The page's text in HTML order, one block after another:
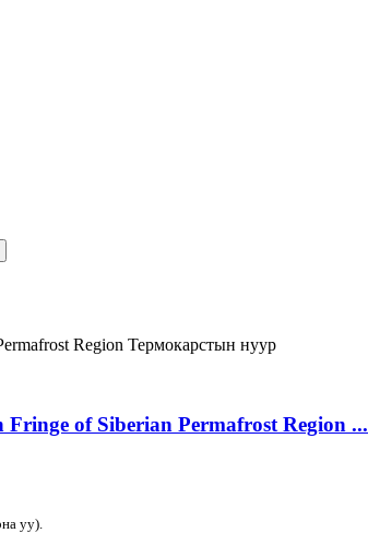
Region Термокарстын нуур
of Siberian Permafrost Region ...
уу).